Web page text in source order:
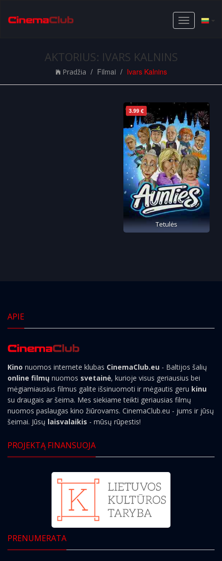
Toggle
navigation
AKTORIUS: IVARS KALNINS
Pradžia Filmai Ivars Kalnins
3.99 €
Tetulės
APIE
Kino nuomos internete klubas CinemaClub.eu - Baltijos šalių
online filmų nuomos svetainė, kurioje visus geriausius bei
mėgiamiausius filmus galite išsinuomoti ir mėgautis geru kinu
su draugais ar šeima. Mes siekiame teikti geriausias filmų
nuomos paslaugas kino žiūrovams. CinemaClub.eu - jums ir jūsų
šeimai. Jūsų laisvalaikis - mūsų rūpestis!
PROJEKTĄ FINANSUOJA
PRENUMERATA